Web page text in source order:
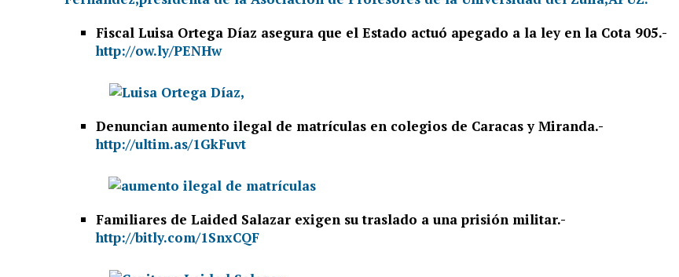
Fiscal Luisa Ortega Díaz asegura que el Estado actuó apegado a la ley en la Cota 905.-
http://ow.ly/PENHw
Denuncian aumento ilegal de matrículas en colegios de Caracas y Miranda.-
http://ultim.as/1GkFuvt
Familiares de Laided Salazar exigen su traslado a una prisión militar.-
http://bitly.com/1SnxCQF